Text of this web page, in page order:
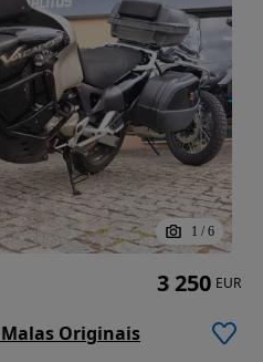
1 / 6
Malas Originais
3 250 EUR